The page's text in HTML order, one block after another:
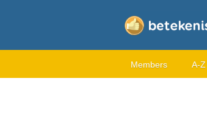
Members A-Z